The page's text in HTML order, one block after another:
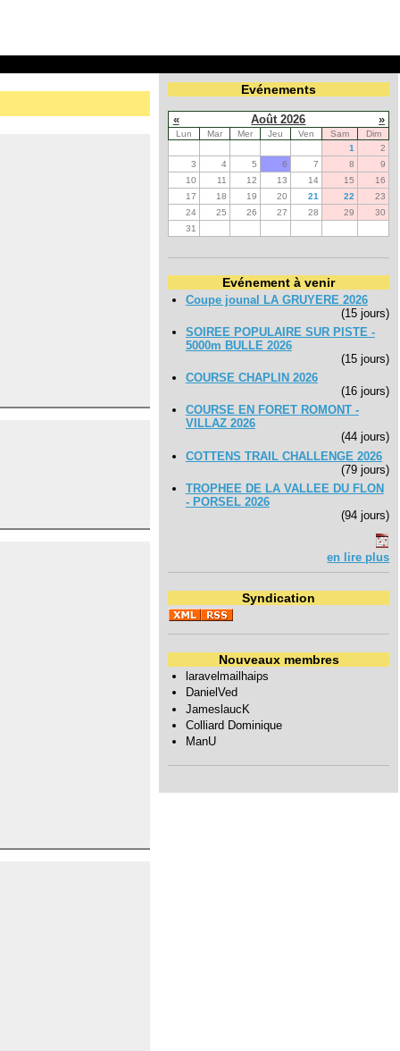
Evénements
« Août 2026 »
Lun Mar Mer Jeu Ven Sam
Dim
1
2
3
4 5 6 7 8
9
10
11 12 13 14 15
16
17
18 19 20 21 22
23
24
25 26 27 28 29
30
31
Evénement à venir
Coupe jounal LA GRUYERE 2026
(15 jours)
SOIREE POPULAIRE SUR PISTE -
5000m BULLE 2026
(15 jours)
COURSE CHAPLIN 2026
(16 jours)
COURSE EN FORET ROMONT -
VILLAZ 2026
(44 jours)
COTTENS TRAIL CHALLENGE 2026
(79 jours)
TROPHEE DE LA VALLEE DU FLON
- PORSEL 2026
(94 jours)
en lire plus
Syndication
Nouveaux membres
laravelmailhaips
DanielVed
JameslaucK
Colliard Dominique
ManU